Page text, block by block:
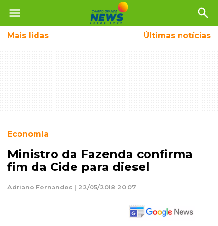
menu search
Mais lidas Últimas notícias
Economia
Ministro da Fazenda confirma
fim da Cide para diesel
Adriano Fernandes | 22/05/2018 20:07